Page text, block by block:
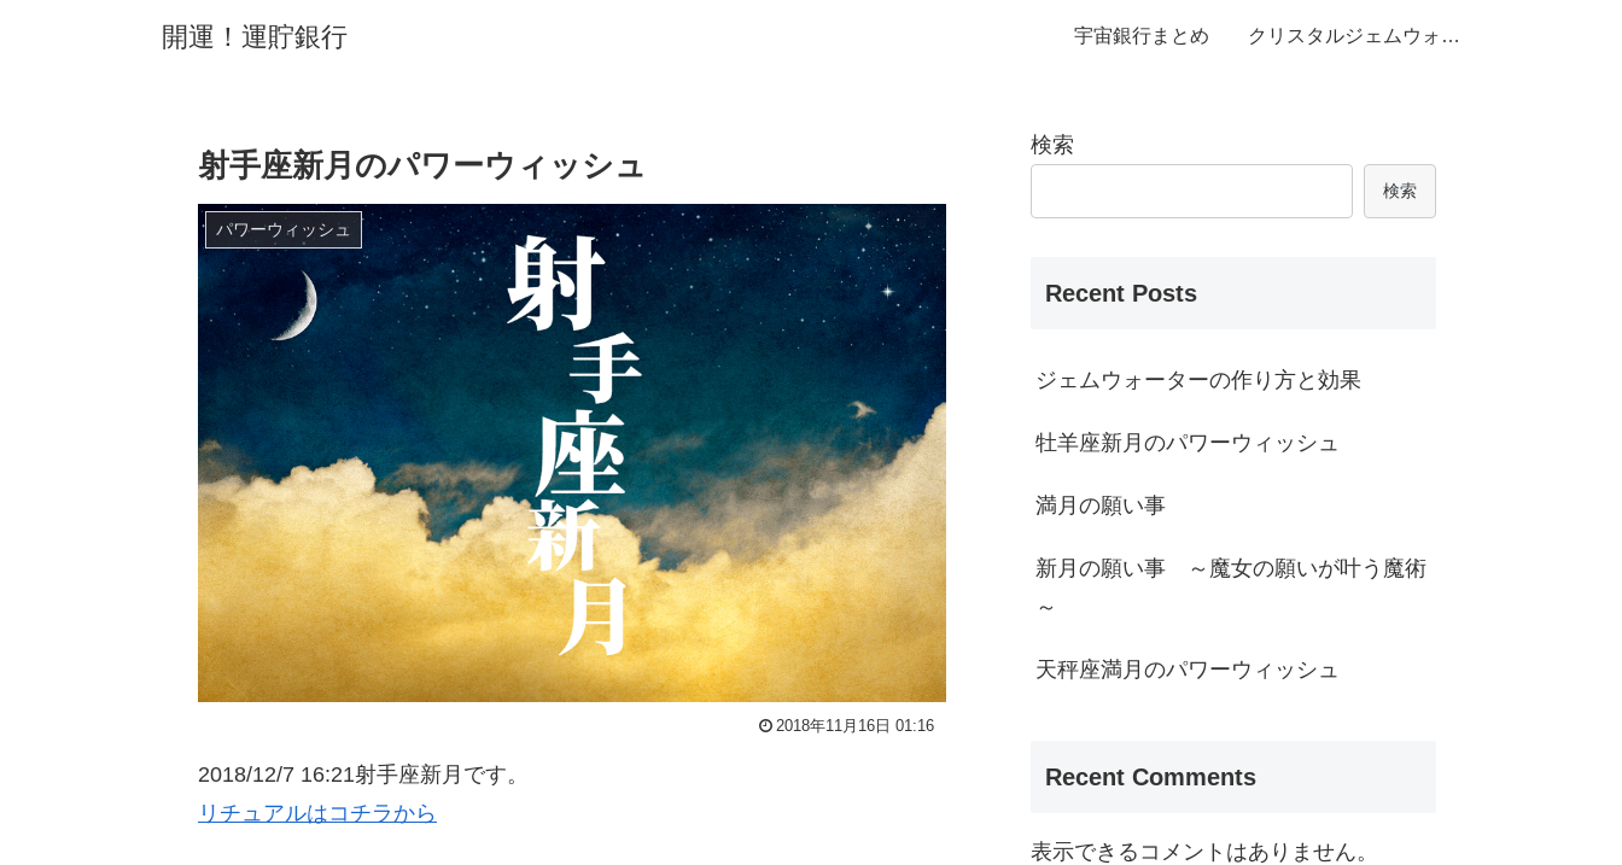
開運！運貯銀行 宇宙銀行まとめ クリスタルジェムウォー
射手座新月のパワーウィッシュ
パワーウィッシュ
2018年11月16日 01:16
2018/12/7 16:21射手座新月です。
リチュアルはコチラから
検索
検索
Recent Posts
ジェムウォーターの作り方と効果
牡羊座新月のパワーウィッシュ
満月の願い事
新月の願い事 ～魔女の願いが叶う魔術
～
天秤座満月のパワーウィッシュ
Recent Comments
表示できるコメントはありません。